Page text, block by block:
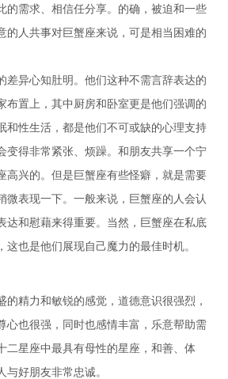
的需求、相信任分享。的确，被迫和一些
的人共事对巨蟹座来说，可是相当困难的
差异心知肚明。他们这种不需言辞表达的
布置上，其中厨房和卧室更是他们强调的
和性生活，都是他们不可或缺的心理支持
变得非常紧张、烦躁。和朋友共享一个宁
高兴的。但是巨蟹座有些怪癖，就是需要
微表现一下。一般来说，巨蟹座的人会认
达和慰藉来得重要。当然，巨蟹座在私底
也是他们展现自己魔力的最佳时机。
的精力和敏锐的感觉，道德意识很强烈，
心也很强，同时也感情丰富，乐意帮助需
二星座中最具有母性的星座，和善、体
好朋友非常忠诚。